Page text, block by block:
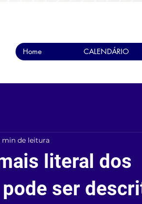
Home CALENDÁRIO
literal dos
ser
min de leitura